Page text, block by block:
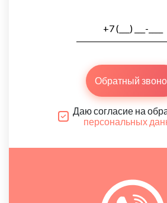
Обратный
Даю согласие на
персональных